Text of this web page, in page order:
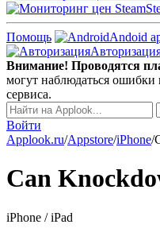
Помощь Andoid
Внимание! Проводятся
могут наблюдаться
сервиса.
Войти
Applook.ru/Appstore/iPhone/
Can
iPhone / iPad